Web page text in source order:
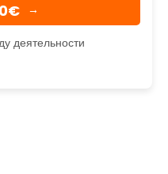
→
деятельности